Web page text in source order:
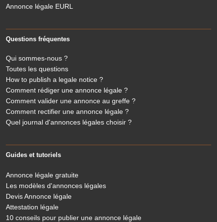
Annonce légale EURL
Questions fréquentes
Qui sommes-nous ?
Toutes les questions
How to publish a legale notice ?
Comment rédiger une annonce légale ?
Comment valider une annonce au greffe ?
Comment rectifier une annonce légale ?
Quel journal d'annonces légales choisir ?
Guides et tutoriels
Annonce légale gratuite
Les modèles d'annonces légales
Devis Annonce légale
Attestation légale
10 conseils pour publier une annonce légale